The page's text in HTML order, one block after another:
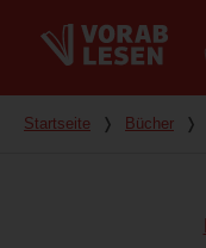
Du bist hier
Startseite ❭ Bücher ❭